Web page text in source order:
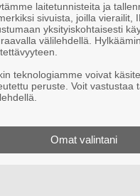
laitetunnisteita ja
sivuista, joilla vierailit,
yksityiskohtaisesti
välilehdellä.
teknologiamme voivat
peruste. Voit vastustaa
Omat valintani